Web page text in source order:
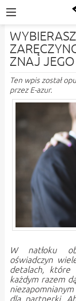
|||
ZNAJ
Ten wpis został
przez E-azur.
W natłoku
oświadczyn
detalach, które
każdym razem
dla partnerki.